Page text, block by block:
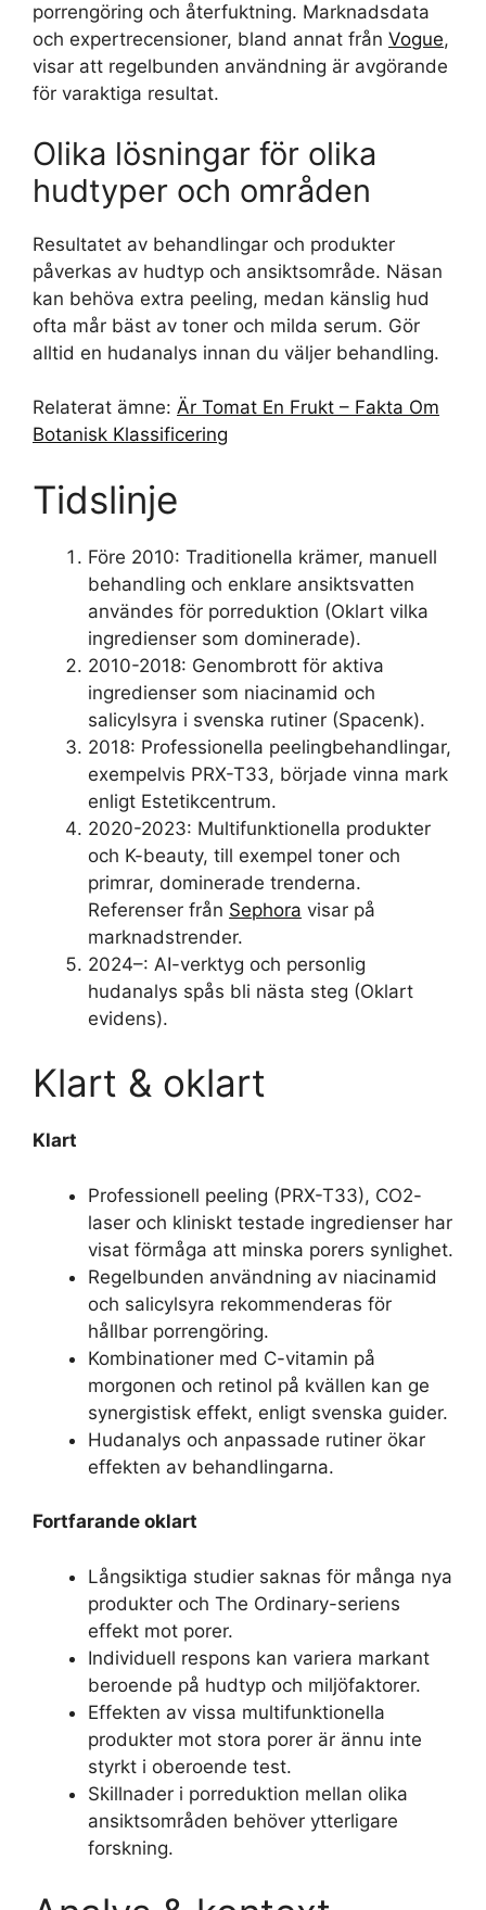
porrengöring och återfuktning. Marknadsdata
och expertrecensioner, bland annat från Vogue,
visar att regelbunden användning är avgörande
för varaktiga resultat.
Olika lösningar för olika
hudtyper och områden
Resultatet av behandlingar och produkter
påverkas av hudtyp och ansiktsområde. Näsan
kan behöva extra peeling, medan känslig hud
ofta mår bäst av toner och milda serum. Gör
alltid en hudanalys innan du väljer behandling.
Relaterat ämne: Är Tomat En Frukt – Fakta Om
Botanisk Klassificering
Tidslinje
Före 2010: Traditionella krämer, manuell
behandling och enklare ansiktsvatten
användes för porreduktion (Oklart vilka
ingredienser som dominerade).
2010-2018: Genombrott för aktiva
ingredienser som niacinamid och
salicylsyra i svenska rutiner (Spacenk).
2018: Professionella peelingbehandlingar,
exempelvis PRX-T33, började vinna mark
enligt Estetikcentrum.
2020-2023: Multifunktionella produkter
och K-beauty, till exempel toner och
primrar, dominerade trenderna.
Referenser från Sephora visar på
marknadstrender.
2024–: AI-verktyg och personlig
hudanalys spås bli nästa steg (Oklart
evidens).
Klart & oklart
Klart
Professionell peeling (PRX-T33), CO2-
laser och kliniskt testade ingredienser har
visat förmåga att minska porers synlighet.
Regelbunden användning av niacinamid
och salicylsyra rekommenderas för
hållbar porrengöring.
Kombinationer med C-vitamin på
morgonen och retinol på kvällen kan ge
synergistisk effekt, enligt svenska guider.
Hudanalys och anpassade rutiner ökar
effekten av behandlingarna.
Fortfarande oklart
Långsiktiga studier saknas för många nya
produkter och The Ordinary-seriens
effekt mot porer.
Individuell respons kan variera markant
beroende på hudtyp och miljöfaktorer.
Effekten av vissa multifunktionella
produkter mot stora porer är ännu inte
styrkt i oberoende test.
Skillnader i porreduktion mellan olika
ansiktsområden behöver ytterligare
forskning.